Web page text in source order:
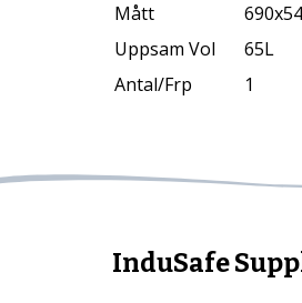
Mått
Uppsam Vol
65L
Antal/Frp
1
InduSafe